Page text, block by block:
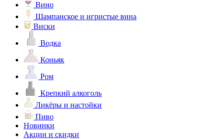
Вино
Шампанское и игристые вина
Виски
Водка
Коньяк
Ром
Крепкий алкоголь
Ликёры и настойки
Пиво
Новинки
Акции и скидки